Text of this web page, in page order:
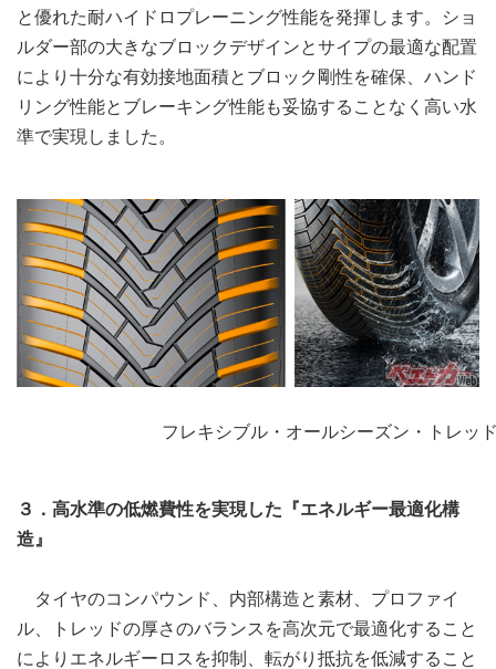
と優れた耐ハイドロプレーニング性能を発揮します。ショ
ルダー部の大きなブロックデザインとサイプの最適な配置
により十分な有効接地面積とブロック剛性を確保、ハンド
リング性能とブレーキング性能も妥協することなく高い水
準で実現しました。
フレキシブル・オールシーズン・トレッ
３．高水準の低燃費性を実現した『エネルギー最適化構
造』
タイヤのコンパウンド、内部構造と素材、プロファイ
ル、トレッドの厚さのバランスを高次元で最適化すること
によりエネルギーロスを抑制、転がり抵抗を低減すること